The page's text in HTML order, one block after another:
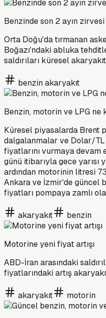
Benzinde son 2 ayın zirvesi
Orta Doğu'da tırmanan
Boğazı'ndaki abluka
saldırıları küresel
benzin akaryakıt
Benzin, motorin ve LPG ne
Küresel piyasalarda Brent
dalgalanmalar ve Dolar/TL
fiyatlarını vurmaya devam
günü itibarıyla gece yarısı
ardından motorinin litresi
Ankara ve İzmir'de güncel
fiyatları pompaya zamlı
akaryakıt benzin
Motorine yeni fiyat artışı
ABD-İran arasındaki
fiyatlarındaki artış
akaryakıt motorin